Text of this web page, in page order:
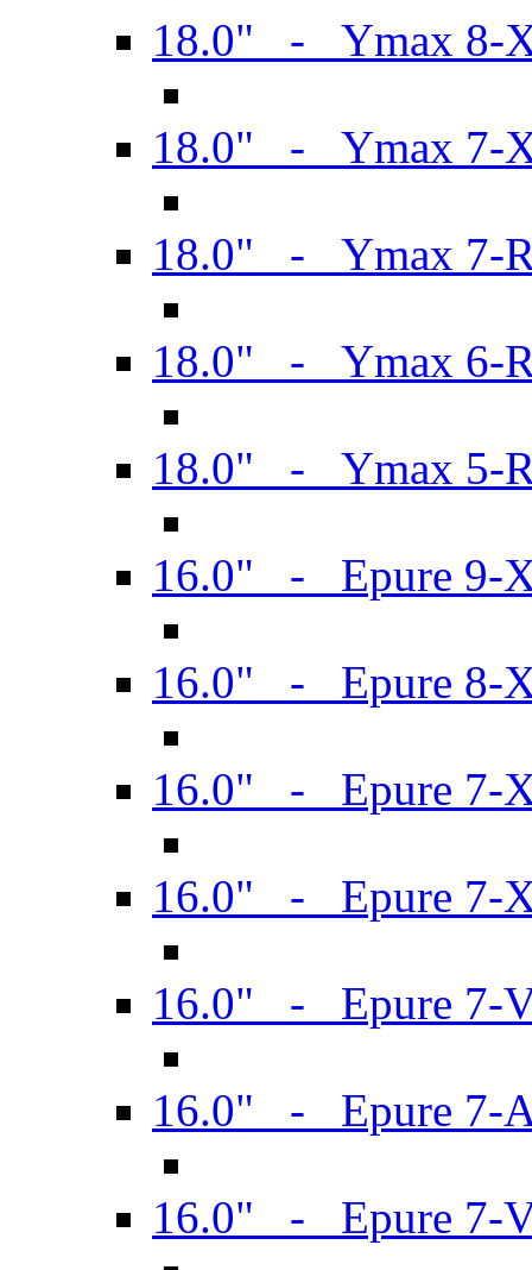
18.0" - Ymax 8-
18.0" - Ymax 7-
18.0" - Ymax 7-
18.0" - Ymax 6-
18.0" - Ymax 5-
16.0" - Epure 9-
16.0" - Epure 8-
16.0" - Epure 7-
16.0" - Epure 7-
16.0" - Epure 7-
16.0" - Epure 7-
16.0" - Epure 7-